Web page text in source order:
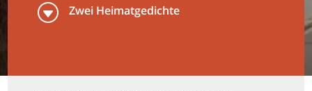
G Zwei Heimatgedichte